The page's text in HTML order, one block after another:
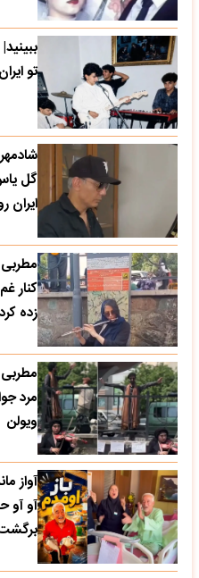
تو
گل
ایران
مطربی
کنار
زده کرد
مرد
ویولن
آواز
آو آو